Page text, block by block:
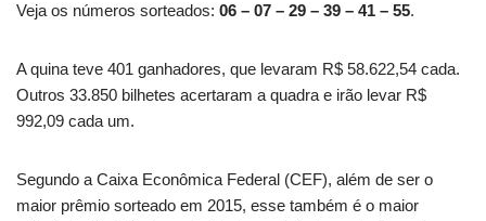
Veja os números sorteados: 06 – 07 – 29 – 39 – 41 – 55.
A quina teve 401 ganhadores, que levaram R$ 58.622,54 cada.
Outros 33.850 bilhetes acertaram a quadra e irão levar R$
992,09 cada um.
Segundo a Caixa Econômica Federal (CEF), além de ser o
maior prêmio sorteado em 2015, esse também é o maior